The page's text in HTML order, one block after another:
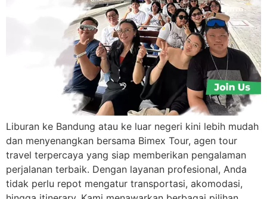
Liburan ke Bandung atau ke luar negeri kini lebih mudah
dan menyenangkan bersama Bimex Tour, agen tour
travel terpercaya yang siap memberikan pengalaman
perjalanan terbaik. Dengan layanan profesional, Anda
tidak perlu repot mengatur transportasi, akomodasi,